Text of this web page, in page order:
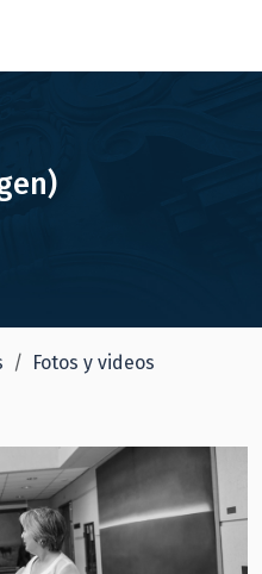
Fotos y videos